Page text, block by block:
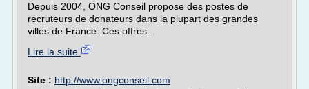
Depuis 2004, ONG Conseil propose des postes de
recruteurs de donateurs dans la plupart des grandes
villes de France. Ces offres...
Lire la suite
Site : http://www.ongconseil.com